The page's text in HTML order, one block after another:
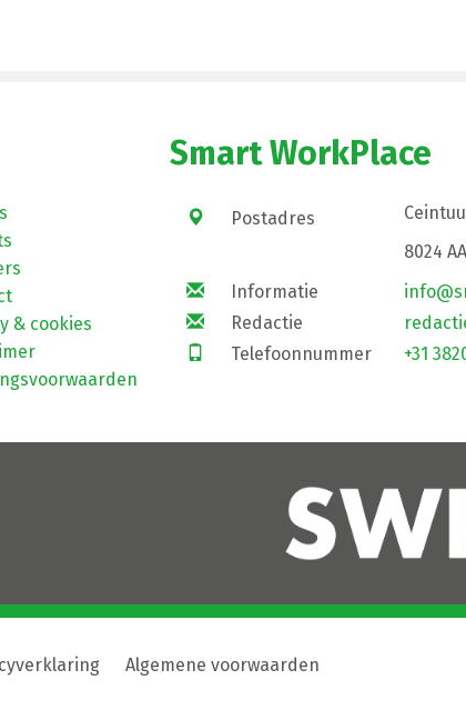
& cookies
Smart WorkPlace
Postadres
8024
Informatie
Redactie
Telefoonnummer
+31
Algemene voorwaarden